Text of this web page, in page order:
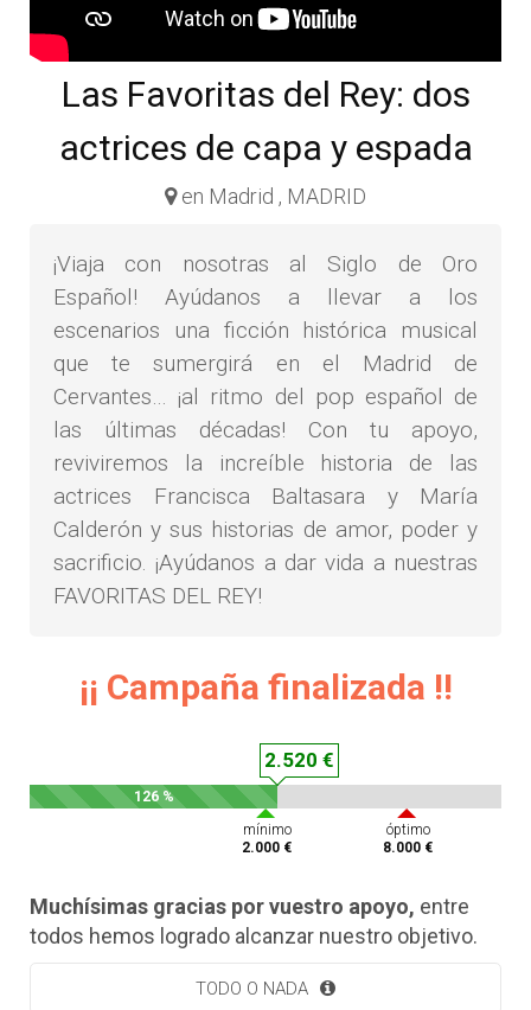
Las Favoritas del Rey: dos
actrices de capa y espada
en Madrid , MADRID
¡Viaja con nosotras al Siglo de Oro
Español! Ayúdanos a llevar a los
escenarios una ficción histórica musical
que te sumergirá en el Madrid de
Cervantes… ¡al ritmo del pop español de
las últimas décadas! Con tu apoyo,
reviviremos la increíble historia de las
actrices Francisca Baltasara y María
Calderón y sus historias de amor, poder y
sacrificio. ¡Ayúdanos a dar vida a nuestras
FAVORITAS DEL REY!
¡¡ Campaña finalizada !!
2.520 €
126 %
mínimo
2.000 €
óptimo
8.000 €
Muchísimas gracias por vuestro apoyo, entre
todos hemos logrado alcanzar nuestro objetivo.
TODO O NADA